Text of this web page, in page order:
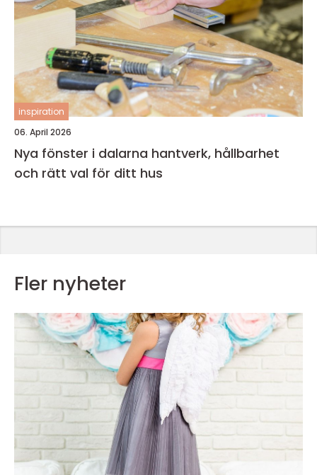
inspiration
06. April 2026
Nya fönster i dalarna hantverk, hållbarhet
och rätt val för ditt hus
Fler nyheter